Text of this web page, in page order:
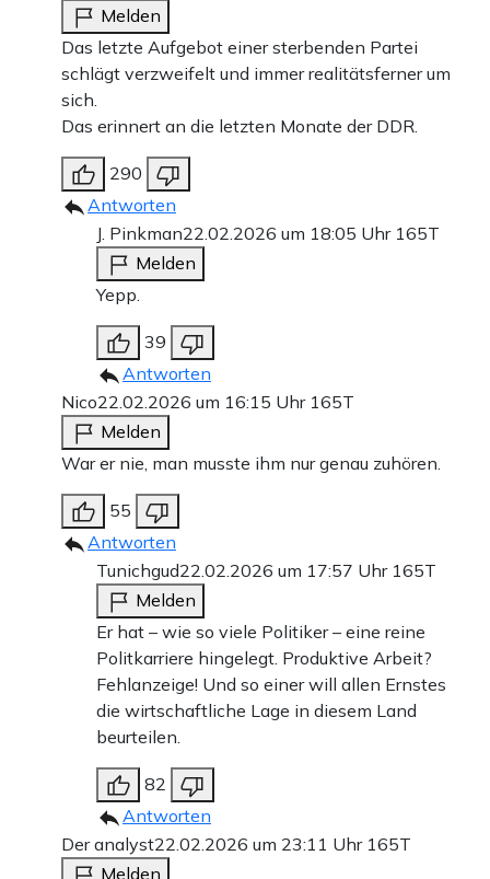
Melden
Das letzte Aufgebot einer sterbenden Partei
schlägt verzweifelt und immer realitätsferner um
sich.
Das erinnert an die letzten Monate der DDR.
290
Antworten
J. Pinkman22.02.2026 um 18:05 Uhr 165T
Melden
Yepp.
39
Antworten
Nico22.02.2026 um 16:15 Uhr 165T
Melden
War er nie, man musste ihm nur genau zuhören.
55
Antworten
Tunichgud22.02.2026 um 17:57 Uhr 165T
Melden
Er hat – wie so viele Politiker – eine reine
Politkarriere hingelegt. Produktive Arbeit?
Fehlanzeige! Und so einer will allen Ernstes
die wirtschaftliche Lage in diesem Land
beurteilen.
82
Antworten
Der analyst22.02.2026 um 23:11 Uhr 165T
Melden